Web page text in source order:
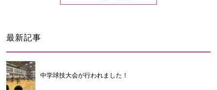
最新記事
中学球技大会が行われました！